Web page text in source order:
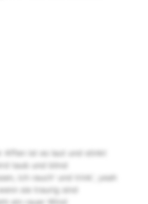
Affen ist es laut und stinkt
taub und blind
ich rauch' und trink', yeah
sie traurig sind
ein rauer Wind